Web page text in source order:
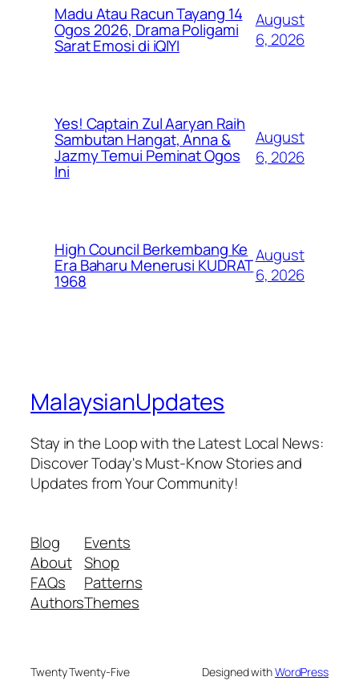
Madu Atau Racun Tayang 14
Ogos 2026, Drama Poligami
Sarat Emosi di iQIYI
August
6, 2026
Yes! Captain Zul Aaryan Raih
Sambutan Hangat, Anna &
Jazmy Temui Peminat Ogos
Ini
August
6, 2026
High Council Berkembang Ke
Era Baharu Menerusi KUDRAT
1968
August
6, 2026
MalaysianUpdates
Stay in the Loop with the Latest Local News:
Discover Today's Must-Know Stories and
Updates from Your Community!
Blog
About
FAQs
Authors
Events
Shop
Patterns
Themes
Twenty Twenty-Five Designed withWordPress